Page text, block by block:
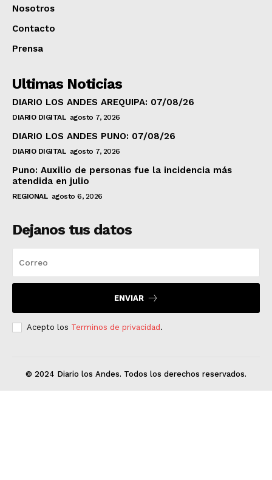
Nosotros
Contacto
Prensa
Ultimas Noticias
DIARIO LOS ANDES AREQUIPA: 07/08/26
DIARIO DIGITAL agosto 7, 2026
DIARIO LOS ANDES PUNO: 07/08/26
DIARIO DIGITAL agosto 7, 2026
Puno: Auxilio de personas fue la incidencia más
atendida en julio
REGIONAL agosto 6, 2026
Dejanos tus datos
ENVIAR
Acepto los Terminos de privacidad .
© 2024 Diario los Andes. Todos los derechos reservados.